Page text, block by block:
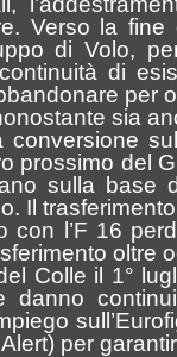
Verso la
di Volo,
di
per
sia
conversione
prossimo del
sulla base
Il
con l’F 16
oltre
Colle il 1°
danno
per